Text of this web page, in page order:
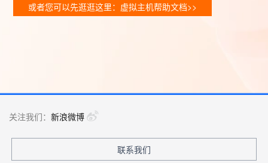
或者您可以先逛逛这里：虚拟主机帮助文档>>